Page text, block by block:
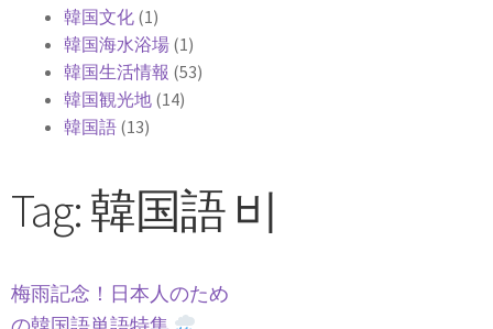
韓国文化 (1)
韓国海水浴場 (1)
韓国生活情報 (53)
韓国観光地 (14)
韓国語 (13)
Tag: 韓国語 비
梅雨記念！日本人のため